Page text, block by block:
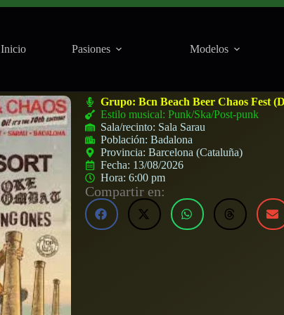
Inicio Pasiones Modelos
Grupo:Bcn Beach Beer Chaos Fest
Estilo musical: Punk/Ska/Post-punk
Sala/recinto: Sala Sarau
Población:Badalona
Provincia:Barcelona (Cataluña)
Fecha: 13/08/2026
Hora:6:00 pm
Compartir en: